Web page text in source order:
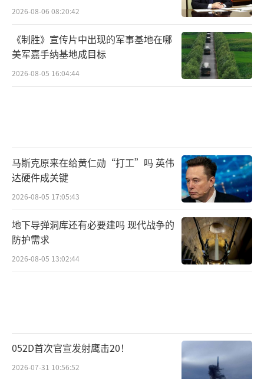
2026-08-06 08:20:42
《制胜》宣传片中出现的军事基地在哪
美军嘉手纳基地成目标
2026-08-05 16:04:44
马斯克原来在给黄仁勋“打工”吗 英伟
达硬件成关键
2026-08-05 17:05:43
地下导弹洞库还有必要建吗 现代战争的
防护需求
2026-08-05 13:02:44
052D首次官宣发射鹰击20！
2026-07-31 10:56:52